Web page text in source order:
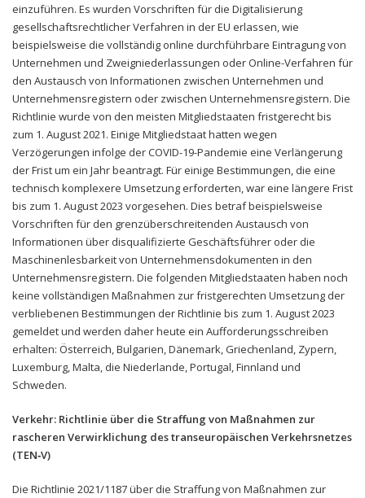
einzuführen. Es wurden Vorschriften für die Digitalisierung
gesellschaftsrechtlicher Verfahren in der EU erlassen, wie
beispielsweise die vollständig online durchführbare Eintragung von
Unternehmen und Zweigniederlassungen oder Online-Verfahren für
den Austausch von Informationen zwischen Unternehmen und
Unternehmensregistern oder zwischen Unternehmensregistern. Die
Richtlinie wurde von den meisten Mitgliedstaaten fristgerecht bis
zum 1. August 2021. Einige Mitgliedstaat hatten wegen
Verzögerungen infolge der COVID-19-Pandemie eine Verlängerung
der Frist um ein Jahr beantragt. Für einige Bestimmungen, die eine
technisch komplexere Umsetzung erforderten, war eine längere Frist
bis zum 1. August 2023 vorgesehen. Dies betraf beispielsweise
Vorschriften für den grenzüberschreitenden Austausch von
Informationen über disqualifizierte Geschäftsführer oder die
Maschinenlesbarkeit von Unternehmensdokumenten in den
Unternehmensregistern. Die folgenden Mitgliedstaaten haben noch
keine vollständigen Maßnahmen zur fristgerechten Umsetzung der
verbliebenen Bestimmungen der Richtlinie bis zum 1. August 2023
gemeldet und werden daher heute ein Aufforderungsschreiben
erhalten: Österreich, Bulgarien, Dänemark, Griechenland, Zypern,
Luxemburg, Malta, die Niederlande, Portugal, Finnland und
Schweden.
Verkehr: Richtlinie über die Straffung von Maßnahmen zur
rascheren Verwirklichung des transeuropäischen Verkehrsnetzes
(TEN‑V)
Die Richtlinie 2021/1187 über die Straffung von Maßnahmen zur